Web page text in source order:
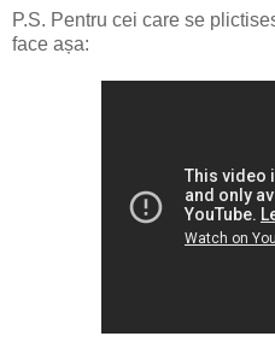
P.S. Pentru cei care se
face așa: